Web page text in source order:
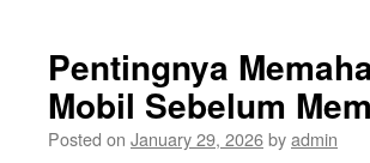
Pentingnya
Mobil Sebelum
Posted on January 29, 2026byadmin